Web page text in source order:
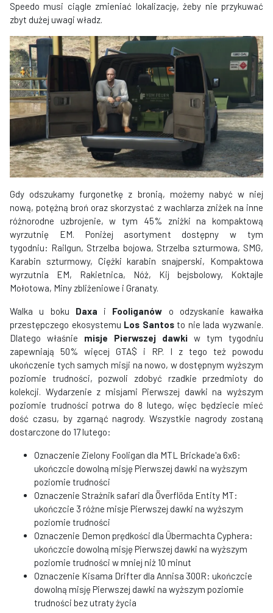
Speedo musi ciągle zmieniać lokalizację, żeby nie przykuwać
zbyt dużej uwagi władz.
Gdy odszukamy furgonetkę z bronią, możemy nabyć w niej
nową, potężną broń oraz skorzystać z wachlarza zniżek na inne
różnorodne uzbrojenie, w tym 45% zniżki na kompaktową
wyrzutnię EM. Poniżej asortyment dostępny w tym
tygodniu: Railgun, Strzelba bojowa, Strzelba szturmowa, SMG,
Karabin szturmowy, Ciężki karabin snajperski, Kompaktowa
wyrzutnia EM, Rakietnica, Nóż, Kij bejsbolowy, Koktajle
Mołotowa, Miny zbliżeniowe i Granaty.
Walka u boku Daxa i Fooliganów o odzyskanie kawałka
przestępczego ekosystemu Los Santosto nie lada wyzwanie.
Dlatego właśnie misje Pierwszej dawki w tym tygodniu
zapewniają 50% więcej GTA$ i RP. I z tego też powodu
ukończenie tych samych misji na nowo, w dostępnym wyższym
poziomie trudności, pozwoli zdobyć rzadkie przedmioty do
kolekcji. Wydarzenie z misjami Pierwszej dawki na wyższym
poziomie trudności potrwa do 8 lutego, więc będziecie mieć
dość czasu, by zgarnąć nagrody. Wszystkie nagrody zostaną
dostarczone do 17 lutego:
Oznaczenie Zielony Fooligan dla MTL Brickade'a 6x6:
ukończcie dowolną misję Pierwszej dawki na wyższym
poziomie trudności
Oznaczenie Strażnik safari dla Överflöda Entity MT:
ukończcie 3 różne misje Pierwszej dawki na wyższym
poziomie trudności
Oznaczenie Demon prędkości dla Übermachta Cyphera:
ukończcie dowolną misję Pierwszej dawki na wyższym
poziomie trudności w mniej niż 10 minut
Oznaczenie Kisama Drifter dla Annisa 300R: ukończcie
dowolną misję Pierwszej dawki na wyższym poziomie
trudności bez utraty życia